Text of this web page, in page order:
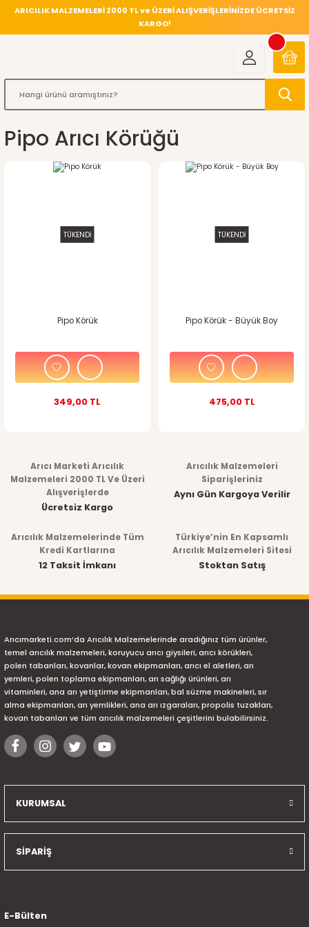
ARICILIK MALZEMELERİ 2000 TL ve ÜZERİ ALIŞVERİŞLERİNİZDE ÜCRETSİZ
KARGO!
Pipo Arıcı Körüğü
TÜKENDİ
Pipo Körük
349,00 TL
TÜKENDİ
Pipo Körük - Büyük Boy
475,00 TL
Arıcı Marketi Arıcılık
Malzemeleri 2000 TL Ve Üzeri
Alışverişlerde
Ücretsiz Kargo
Arıcılık Malzemeleri
Siparişleriniz
Aynı Gün Kargoya Verilir
Arıcılık Malzemelerinde Tüm
Kredi Kartlarına
12 Taksit İmkanı
Türkiye’nin En Kapsamlı
Arıcılık Malzemeleri Sitesi
Stoktan Satış
Arıcımarketi.com’da Arıcılık Malzemelerinde aradığınız tüm ürünler,
temel arıcılık malzemeleri, koruyucu arıcı giysileri, arıcı körükleri,
polen tabanları, kovanlar, kovan ekipmanları, arıcı el aletleri, arı
yemleri, polen toplama ekipmanları, arı sağlığı ürünleri, arı
vitaminleri, ana arı yetiştirme ekipmanları, bal süzme makineleri, sır
alma ekipmanları, arı yemlikleri, ana arı ızgaraları, propolis tuzakları,
kovan tabanları ve tüm arıcılık malzemeleri çeşitlerini bulabilirsiniz.
KURUMSAL
SİPARİŞ
E-Bülten